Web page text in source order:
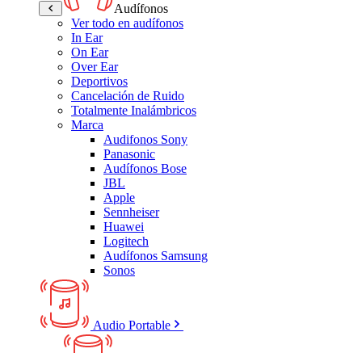
Audífonos
Ver todo en audífonos
In Ear
On Ear
Over Ear
Deportivos
Cancelación de Ruido
Totalmente Inalámbricos
Marca
Audifonos Sony
Panasonic
Audífonos Bose
JBL
Apple
Sennheiser
Huawei
Logitech
Audífonos Samsung
Sonos
Audio Portable